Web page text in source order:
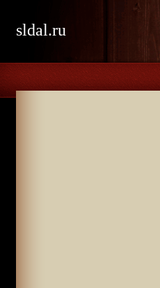
sldal.ru